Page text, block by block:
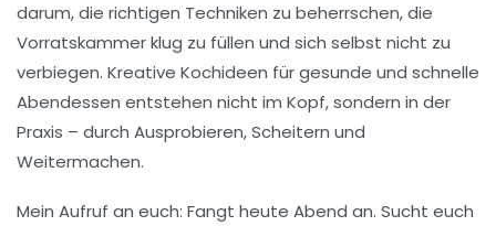
darum, die richtigen Techniken zu beherrschen, die
Vorratskammer klug zu füllen und sich selbst nicht zu
verbiegen. Kreative Kochideen für gesunde und schnelle
Abendessen entstehen nicht im Kopf, sondern in der
Praxis – durch Ausprobieren, Scheitern und
Weitermachen.
Mein Aufruf an euch: Fangt heute Abend an. Sucht euch